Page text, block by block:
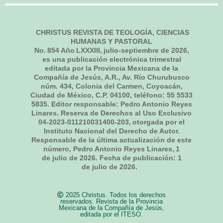
CHRISTUS REVISTA DE TEOLOGÍA, CIENCIAS
HUMANAS Y PASTORAL
No. 854Año LXXXIII, julio-septiembre de 2026,
es una publicación electrónica trimestral
editada por la Provincia Mexicana de la
Compañía de Jesús, A.R., Av. Río Churubusco
núm. 434, Colonia del Carmen, Coyoacán,
Ciudad de México, C.P. 04100, teléfono: 55 5533
5835. Editor responsable: Pedro Antonio Reyes
Linares. Reserva de Derechos al Uso Exclusivo
04-2023-011210031400-203, otorgada por el
Instituto Nacional del Derecho de Autor.
Responsable de la última actualización de este
número, Pedro Antonio Reyes Linares, 1
de julio de 2026. Fecha de publicación: 1
de julio de 2026.
2025 Christus. Todos los derechos
reservados. Revista de la Provincia
Mexicana de la Compañía de Jesús,
editada por el ITESO.